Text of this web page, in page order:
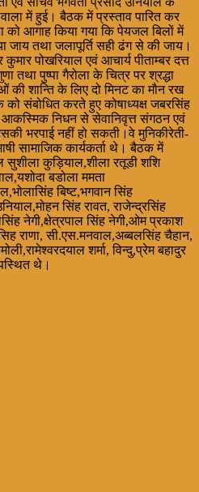
में हुई। बैठक में प्रस्ताव पारित कर
को आगाह किया गया कि पेयजल बिलों में
जाय तथा जलापूर्ति सही ढंग से की जाय।
पोखरियाल एवं आचार्य पीताम्बर दत्त
तथा पुष्पा गैरोला के चित्र पर श्रद्धा
की शान्ति के लिए दो मिनट का मौन रख
संबोधित करते हुए कोषाध्यक्ष जबरसिंह
आकस्मिक निधन से सेवानिवृत्त संगठन एवं
भरपाई नहीं हो सकती।वे मुनिकीरेती-
सामाजिक कार्यकर्ता थे। बैठक में
सुशीला कुड़ियाल,शीला रतूडी शशि
बडोला ममता
बिष्ट,भगवान सिंह
सिंह रावत, राजेन्द्रसिंह
नेगी,क्षेत्रपाल सिंह नेगी,ओम प्रकाश
राणा, सी.एस.मनवाल,अब्बलसिंह चैहान,
शर्मा, विन्दु,प्रेम बहादुर
थे।